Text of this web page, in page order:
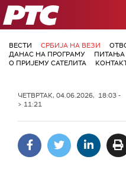
РТС
ВЕСТИ СРБИЈА НА ВЕЗИ
ДАНАС НА ПРОГРАМУ
ПИТАЊА
О ПРИЈЕМУ САТЕЛИТА
ЧЕТВРТАК, 04.06.2026, 18:03 -
> 11:21